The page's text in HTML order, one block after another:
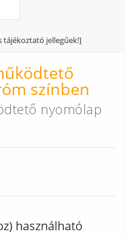
tájékoztató jellegűek!]
színben
nyomólap
használható